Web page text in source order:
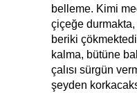
belleme. Kimi
çiçeğe
beriki
kalma, bütüne
çalısı sürgün
şeyden